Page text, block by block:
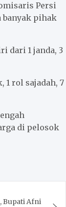
Persi
banyak pihak
dari 1 janda, 3
1 rol sajadah, 7
di pelosok
Bupati Afni